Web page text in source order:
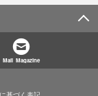
Mail Magazine